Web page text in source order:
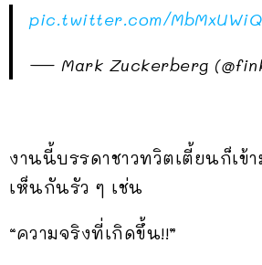
pic.twitter.com/
— Mark Zuckerberg
งานนี้บรรดาชาวทวิตเตี้ยนก็เข้
เห็นกันรัว ๆ เช่น
“ความจริงที่เกิดขึ้น!!”